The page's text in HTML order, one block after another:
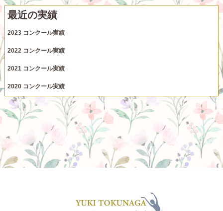
最近の実績
2023 コンクール実績
2022 コンクール実績
2021 コンクール実績
2020 コンクール実績